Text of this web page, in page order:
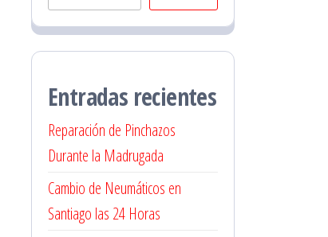
Entradas recientes
Reparación de Pinchazos
Durante la Madrugada
Cambio de Neumáticos en
Santiago las 24 Horas